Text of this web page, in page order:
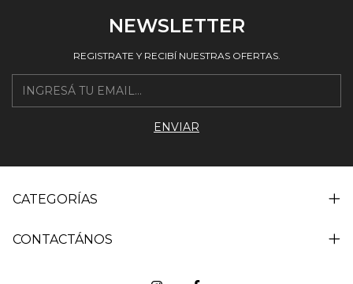
NEWSLETTER
REGISTRATE Y RECIBÍ NUESTRAS OFERTAS.
CATEGORÍAS
CONTACTÁNOS